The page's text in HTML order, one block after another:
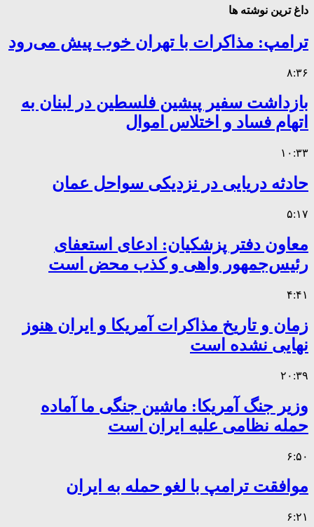
داغ ترین نوشته ها
ترامپ: مذاکرات با تهران خوب پیش می‌رود
۸:۳۶
بازداشت سفیر پیشین فلسطین در لبنان به
اتهام فساد و اختلاس اموال
۱۰:۳۳
حادثه دریایی در نزدیکی سواحل عمان
۵:۱۷
معاون دفتر پزشکیان: ادعای استعفای
رئیس‌جمهور واهی و کذب محض است
۴:۴۱
زمان و تاریخ مذاکرات آمریکا و ایران هنوز
نهایی نشده است
۲۰:۳۹
وزیر جنگ آمریکا: ماشین جنگی ما آماده
حمله نظامی علیه ایران است
۶:۵۰
موافقت ترامپ با لغو حمله به ایران
۶:۲۱